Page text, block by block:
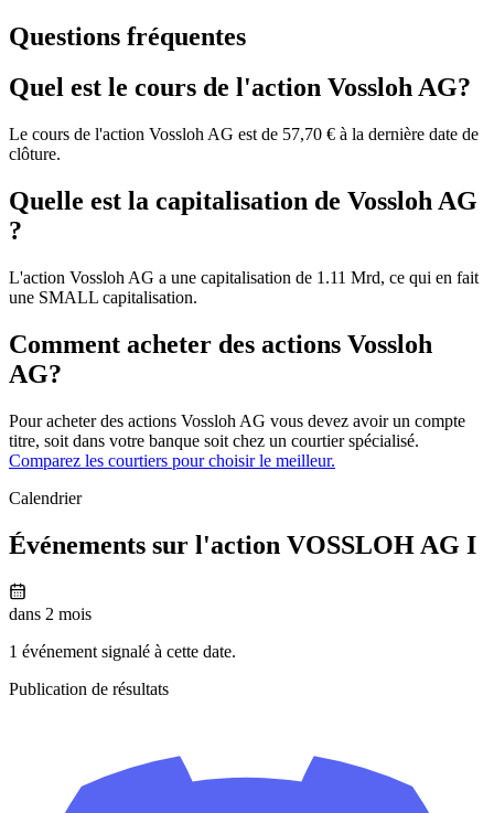
Questions fréquentes
Quel est le cours de l'action Vossloh AG?
Le cours de l'action Vossloh AG est de 57,70 € à la dernière date de
clôture.
Quelle est la capitalisation de Vossloh AG
?
L'action Vossloh AG a une capitalisation de 1.11 Mrd, ce qui en fait
une SMALL capitalisation.
Comment acheter des actions Vossloh
AG?
Pour acheter des actions Vossloh AG vous devez avoir un compte
titre, soit dans votre banque soit chez un courtier spécialisé.
Comparez les courtiers pour choisir le meilleur.
Calendrier
Événements sur l'action VOSSLOH AG I
dans 2 mois
1 événement signalé à cette date.
Publication de résultats